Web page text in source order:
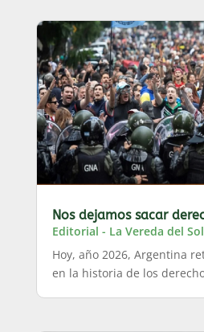
Nos dejamos sacar
Editorial - La Vereda del Sol
Hoy, año 2026, Argentina
en la historia de los